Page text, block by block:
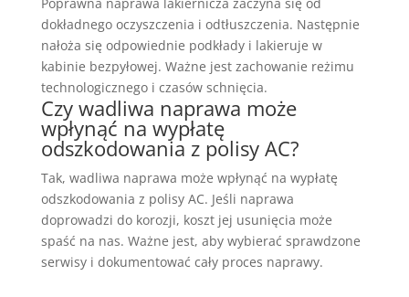
dokładnego oczyszczenia i odtłuszczenia. Następnie
nałoża się odpowiednie podkłady i lakieruje w
kabinie bezpyłowej. Ważne jest zachowanie reżimu
technologicznego i czasów schnięcia.
Czy wadliwa naprawa może
wpłynąć na wypłatę
odszkodowania z polisy AC?
Tak, wadliwa naprawa może wpłynąć na wypłatę
odszkodowania z polisy AC. Jeśli naprawa
doprowadzi do korozji, koszt jej usunięcia może
spaść na nas. Ważne jest, aby wybierać sprawdzone
serwisy i dokumentować cały proces naprawy.